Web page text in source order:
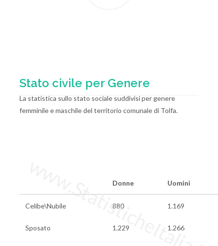
Stato civile per Genere
La statistica sullo stato sociale suddivisi per genere
femminile e maschile del territorio comunale di Tolfa.
Donne Uomini
Celibe\Nubile 880 1.169
Sposato 1.229 1.266
www.StatisticheItalia.it